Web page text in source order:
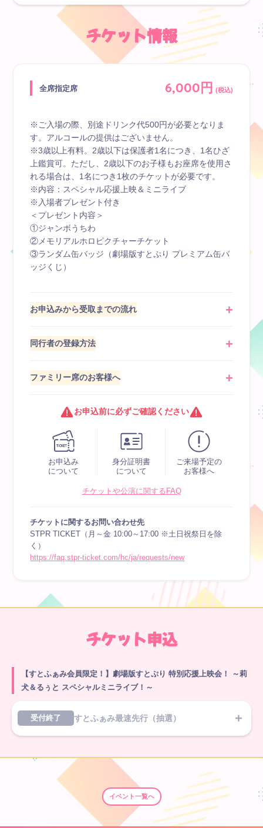
フォトギャラリー
お手紙BOX
すとふぁみ占い
チケット情報
全席指定席 6,000円 (税込)
※ご入場の際、別途ドリンク代500円が必要となりま
す。アルコールの提供はございません。
※3歳以上有料。2歳以下は保護者1名につき、1名ひざ
上鑑賞可。ただし、2歳以下のお子様もお座席を使用さ
れる場合は、1名につき1枚のチケットが必要です。
※内容：スペシャル応援上映＆ミニライブ
※入場者プレゼント付き
＜プレゼント内容＞
①ジャンボうちわ
②メモリアルホロピクチャーチケット
③ランダム缶バッジ（劇場版すとぷり プレミアム缶バ
ッジくじ）
お申込みから受取までの流れ
同行者の登録方法
ファミリー席のお客様へ
お申込前に必ずご確認ください
お申込み
について
身分証明書
について
ご来場予定の
お客様へ
チケットや公演に関するFAQ
チケットに関するお問い合わせ先
STPR TICKET（月～金 10:00～17:00 ※土日祝祭日を除
く）
https://faq.stpr-ticket.com/hc/ja/requests/new
チケット申込
【すとふぁみ会員限定！】劇場版すとぷり 特別応援上映会！ ～莉
犬＆るぅと スペシャルミニライブ！～
受付終了 すとふぁみ最速先行（抽選）
イベント一覧へ